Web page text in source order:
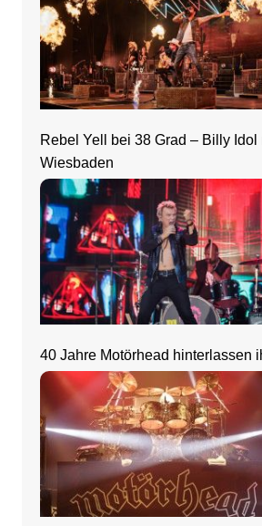
Rebel Yell bei 38 Grad – Billy Idol
Wiesbaden
40 Jahre Motörhead hinterlassen